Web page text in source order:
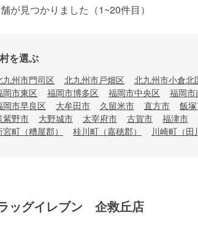
が見つかりました （1~20件目）
を選ぶ
九州市門司区 北九州市戸畑区 北九州市小倉北
岡市東区
福岡市博多区 福岡市中央区 福岡市
岡市早良区
大牟田市 久留米市 直方市 飯
紫野市
大野城市 太宰府市 古賀市 福津市
宮町（糟屋郡）
桂川町（嘉穂郡） 川崎町（田
ッグイレブン 企救丘店